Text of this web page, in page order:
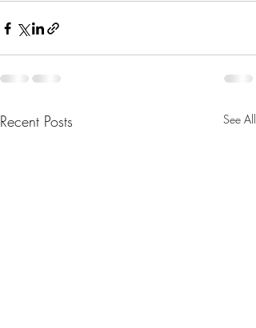
Recent Posts See All